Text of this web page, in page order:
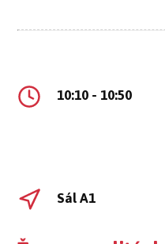
10:10 - 10:50
Sál A1